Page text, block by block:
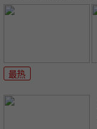
最热